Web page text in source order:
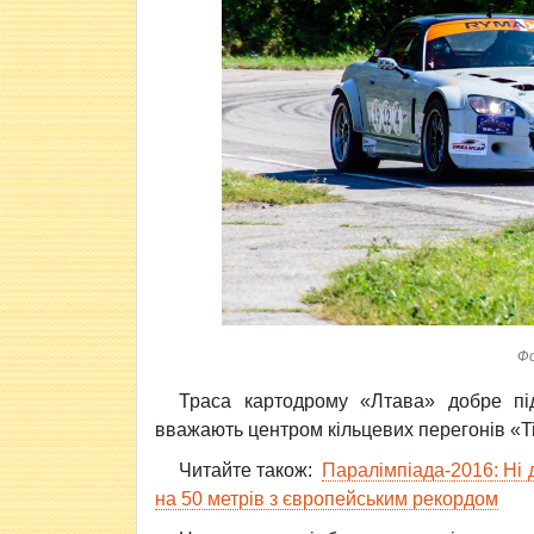
Траса картодрому «Лтава» добре
вважають центром кільцевих перегонів
Читайте також:
Паралімпіада-2016: Ні
на 50 метрів з європейським рекордом